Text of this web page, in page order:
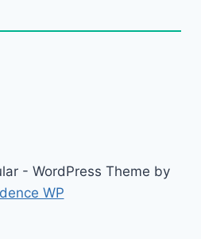
- WordPress Theme by
WP